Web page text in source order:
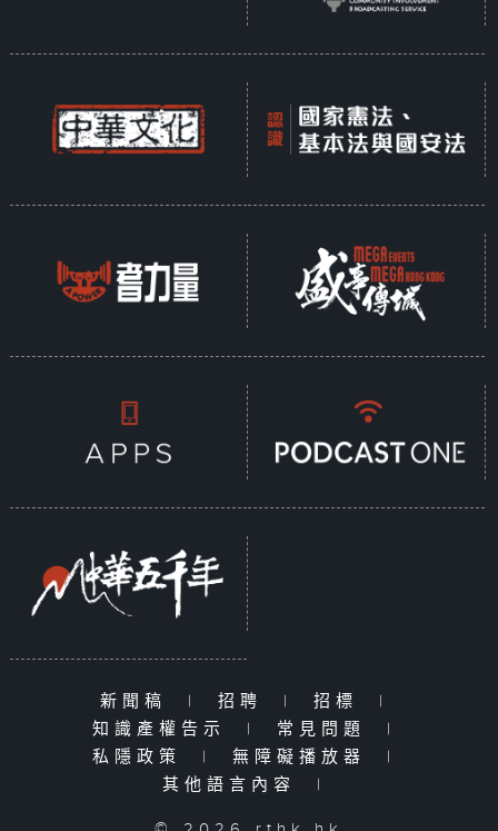
新聞稿 | 招聘 | 招標
|
知識產權告示
| 常見問題
|
私隱政策
| 無障礙播放器
|
其他語言內容
|